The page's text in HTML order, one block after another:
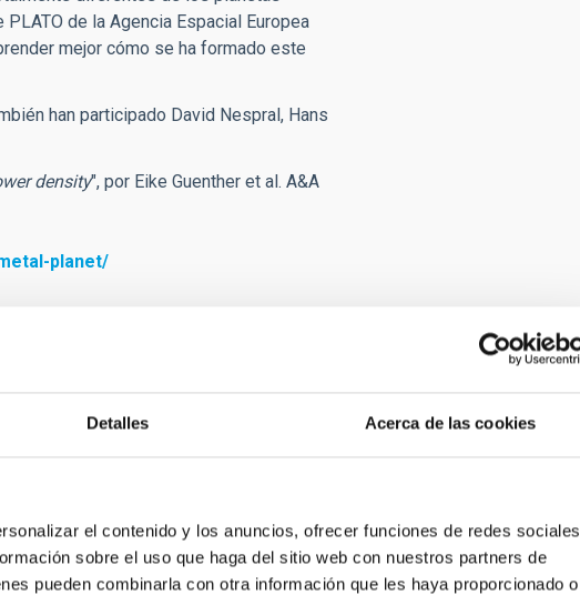
Detalles Acerca de las cookies
el contenido y los anuncios, ofrecer funciones de redes sociales
sobre el uso que haga del sitio web con nuestros partners de
pueden combinarla con otra información que les haya proporcionado o
de la Agencia Espacial Europea
mejor cómo se ha formado este
han participado David Nespral, Hans
density", por Eike Guenther et al. A&A
planet/
(ext. 5497)